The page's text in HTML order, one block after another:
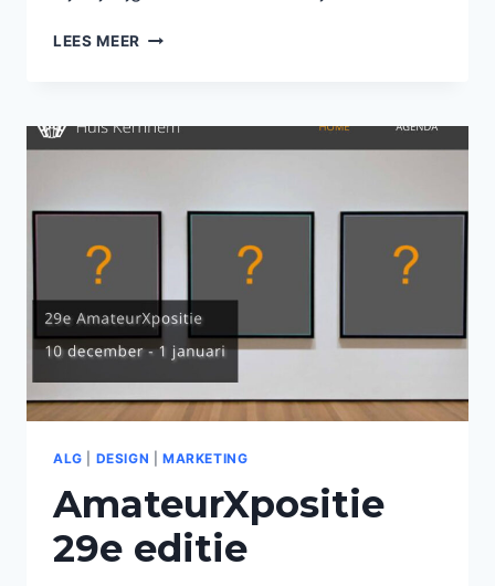
LEES MEER OP
IS
DICK
WEER
ALG DESIGN MARKETING
AmateurXpositie
29e editie